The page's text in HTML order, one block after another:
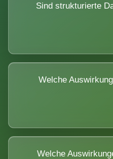
Sind strukturierte
Welche
Welche